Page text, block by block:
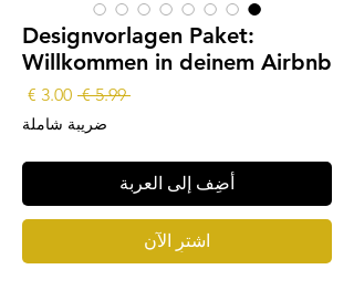
Designvorlagen Paket:
Willkommen in deinem Airbnb
‏5.99 €
سعر
عادي
ضريبة شاملة
أضِف إلى العربة
اشترِ الآن